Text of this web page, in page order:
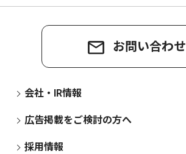
お問い合わせ
会社・IR情報
広告掲載をご検討の方へ
採用情報